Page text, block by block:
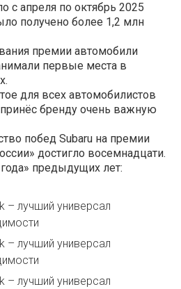
с апреля по октябрь 2025
получено более 1,2 млн
премии автомобили
первые места в
для всех автомобилистов
бренду очень важную
побед Subaru на премии
достигло восемнадцати.
предыдущих лет:
– лучший универсал
– лучший универсал
– лучший универсал